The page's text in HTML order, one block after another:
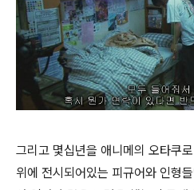
그리고 몇십년을 애니메의 오타쿠
위에 전시되어있는 피규어와 인형